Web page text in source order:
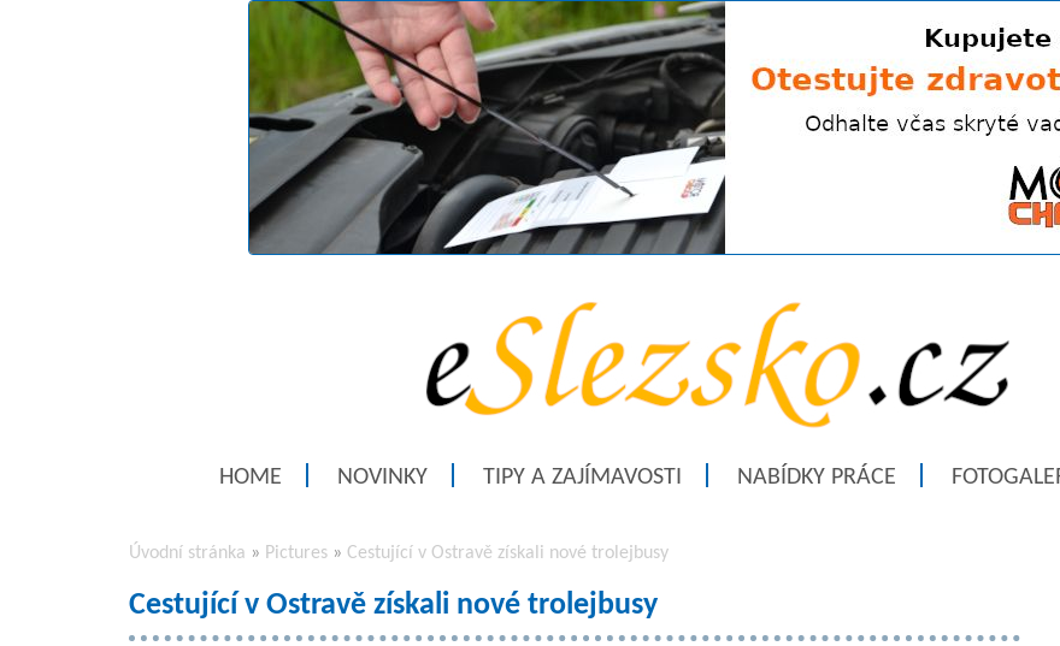
HOME NOVINKY TIPY A ZAJÍMAVOSTI NABÍDKY PRÁCE
Úvodní stránka » Pictures » Cestující v Ostravě získali nové trolejbusy
Cestující v Ostravě získali nové trolejbusy